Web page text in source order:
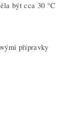
být cca 30 °C
přípravky